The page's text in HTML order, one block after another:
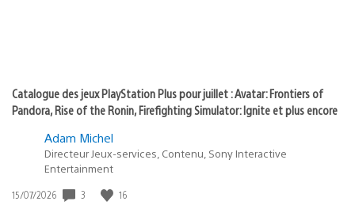
Catalogue des jeux PlayStation Plus pour juillet : Avatar: Frontiers of
Pandora, Rise of the Ronin, Firefighting Simulator: Ignite et plus encore
Adam Michel
Directeur Jeux-services, Contenu, Sony Interactive
Entertainment
Date
15/07/2026 3 16